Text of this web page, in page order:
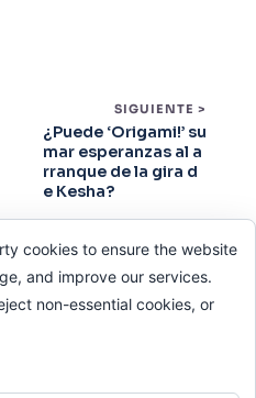
SIGUIENTE >
¿Puede ‘Origami!’ su
mar esperanzas al a
rranque de la gira d
e Kesha?
cookies to ensure the website
and improve our services.
non-essential cookies, or